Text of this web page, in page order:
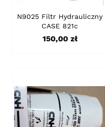
N9025 Filtr Hydrauliczny
CASE 821c
Cena
150,00 zł